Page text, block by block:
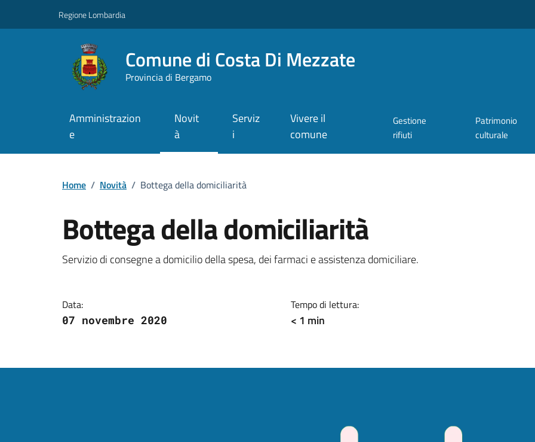
Regione Lombardia
Comune di Costa Di Mezzate
Provincia di Bergamo
Amministrazion
e
Novit
à
Serviz
i
Vivere il
comune
Gestione
rifiuti
Patrimonio
culturale
Home / Novità / Bottega della domiciliarità
Bottega della domiciliarità
Dettagli della notizia
Servizio di consegne a domicilio della spesa, dei farmaci e assistenza domiciliare.
Data:
07 novembre 2020
Tempo di lettura:
< 1 min